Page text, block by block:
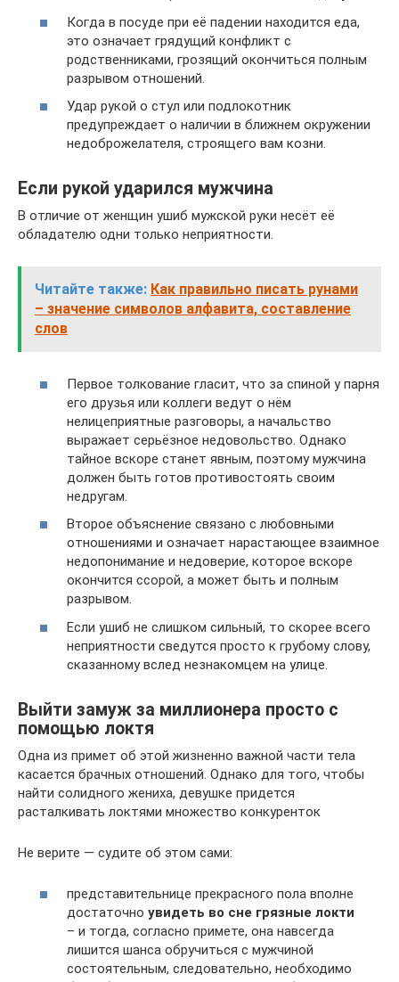
Когда в посуде при её падении находится еда,
это означает грядущий конфликт с
родственниками, грозящий окончиться полным
разрывом отношений.
Удар рукой о стул или подлокотник
предупреждает о наличии в ближнем окружении
недоброжелателя, строящего вам козни.
Если рукой ударился мужчина
В отличие от женщин ушиб мужской руки несёт её
обладателю одни только неприятности.
Читайте также: Как правильно писать рунами
– значение символов алфавита, составление
слов
Первое толкование гласит, что за спиной у парня
его друзья или коллеги ведут о нём
нелицеприятные разговоры, а начальство
выражает серьёзное недовольство. Однако
тайное вскоре станет явным, поэтому мужчина
должен быть готов противостоять своим
недругам.
Второе объяснение связано с любовными
отношениями и означает нарастающее взаимное
недопонимание и недоверие, которое вскоре
окончится ссорой, а может быть и полным
разрывом.
Если ушиб не слишком сильный, то скорее всего
неприятности сведутся просто к грубому слову,
сказанному вслед незнакомцем на улице.
Выйти замуж за миллионера просто с
помощью локтя
Одна из примет об этой жизненно важной части тела
касается брачных отношений. Однако для того, чтобы
найти солидного жениха, девушке придется
расталкивать локтями множество конкуренток
Не верите — судите об этом сами:
представительнице прекрасного пола вполне
достаточно увидеть во сне грязные локти
– и тогда, согласно примете, она навсегда
лишится шанса обручиться с мужчиной
состоятельным, следовательно, необходимо